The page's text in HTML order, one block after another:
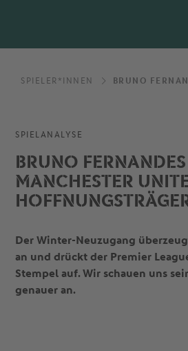
SPIELER*INNEN
SPIELANALYSE
BRUNO
MANCHESTER
Der Winter-Neuzugang
an und drückt der Premier
Stempel auf. Wir schauen uns
genauer an.